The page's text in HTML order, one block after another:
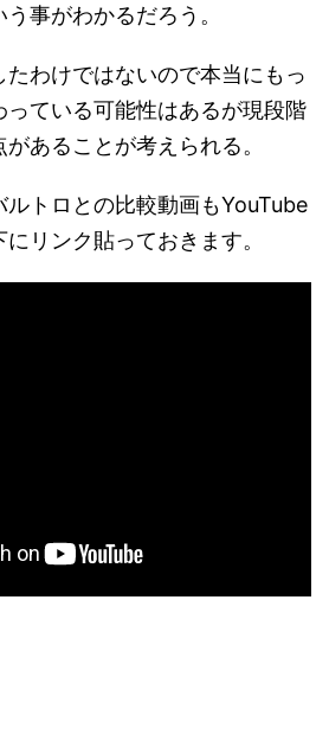
事がわかるだろう。
わけではないので本当にもっ
っている可能性はあるが現段階
あることが考えられる。
ルトロとの比較動画もYouTube
リンク貼っておきます。